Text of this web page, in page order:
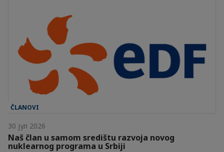
ČLANOVI
30 јул 2026
Naš član u samom središtu razvoja novog
nuklearnog programa u Srbiji